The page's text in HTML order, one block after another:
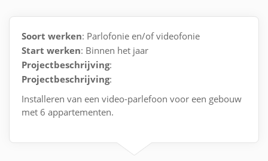
Soort werken: Parlofonie en/of videofonie
Start werken: Binnen het jaar
Projectbeschrijving:
Projectbeschrijving:
Installeren van een video-parlefoon voor een gebouw
met 6 appartementen.